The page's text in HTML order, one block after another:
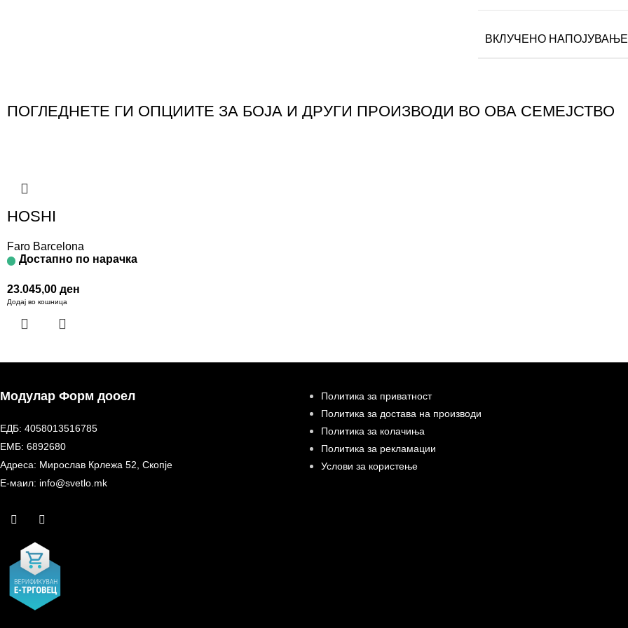
ВКЛУЧЕНО НАПОЈУВАЊЕ
ПОГЛЕДНЕТЕ ГИ ОПЦИИТЕ ЗА БОЈА И ДРУГИ ПРОИЗВОДИ ВО ОВА СЕМЕЈСТВО
HOSHI
Faro Barcelona
Достапно по нарачка
23.045,00 ден
Додај во кошница
Модулар Форм дооел
ЕДБ: 4058013516785
ЕМБ: 6892680
Адреса: Мирослав Крлежа 52, Скопје
Е-маил: info@svetlo.mk
Политика за приватност
Политика за достава на производи
Политика за колачиња
Политика за рекламации
Услови за користење